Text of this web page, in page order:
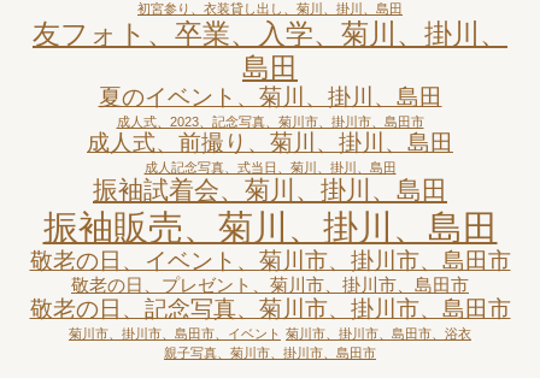
初宮参り、衣装貸し出し、菊川、掛川、島田
友フォト、卒業、入学、菊川、掛川、
島田
夏のイベント、菊川、掛川、島田
成人式、2023、記念写真、菊川市、掛川市、島田市
成人式、前撮り、菊川、掛川、島田
成人記念写真、式当日、菊川、掛川、島田
振袖試着会、菊川、掛川、島田
振袖販売、菊川、掛川、島田
敬老の日、イベント、菊川市、掛川市、島田市
敬老の日、プレゼント、菊川市、掛川市、島田市
敬老の日、記念写真、菊川市、掛川市、島田市
菊川市、掛川市、島田市、イベント 菊川市、掛川市、島田市、浴衣
親子写真、菊川市、掛川市、島田市